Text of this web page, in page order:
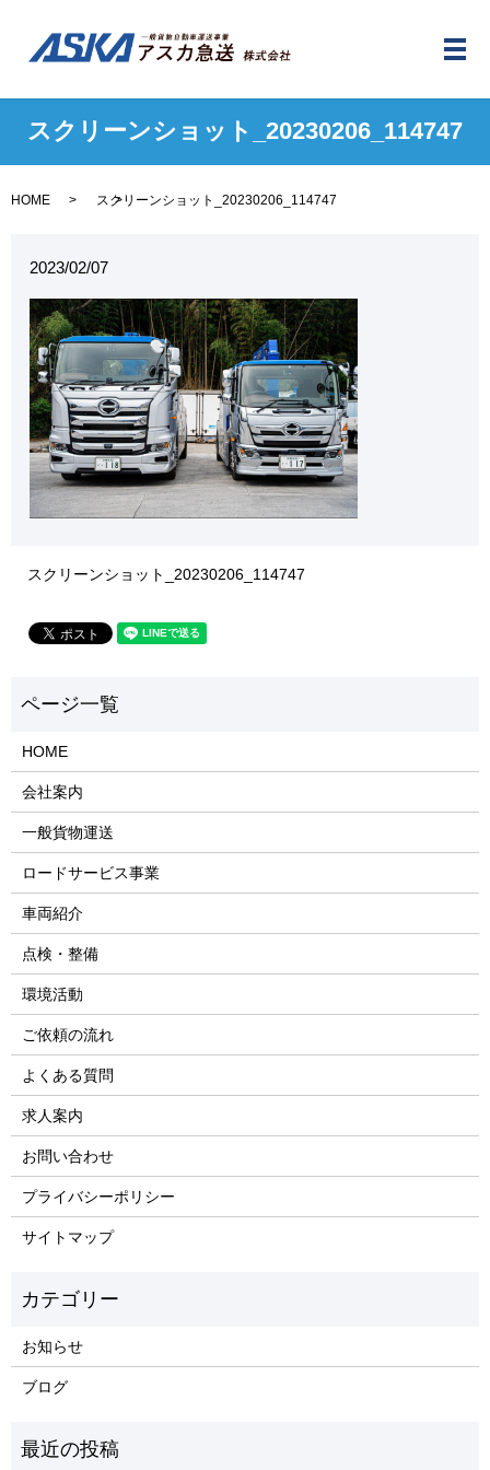
メ
スクリーンショット_20230206_114747
HOME スクリーンショット_20230206_114747
2023/02/07
スクリーンショット_20230206_114747
HOME
会社案内
一般貨物運送
ロードサービス事業
車両紹介
点検・整備
環境活動
ご依頼の流れ
よくある質問
求人案内
お問い合わせ
プライバシーポリシー
サイトマップ
お知らせ
ブログ